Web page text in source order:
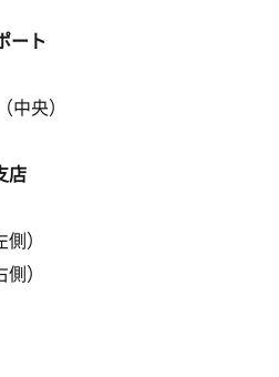
ート
央）
店
）
）